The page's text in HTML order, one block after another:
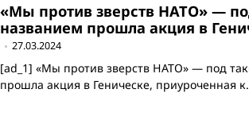
«Мы против зверств НАТО» —
названием прошла акция в
27.03.2024
[ad_1] «Мы против зверств НАТО» — под
прошла акция в Геническе, приуроченная